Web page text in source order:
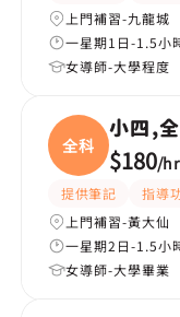
上門補習-九龍城
一星期1日-1.5小
女導師-大學程度
全科
小四,
$180/hr
提供筆記 指導
上門補習-黃大仙
一星期2日-1.5小
女導師-大學畢業